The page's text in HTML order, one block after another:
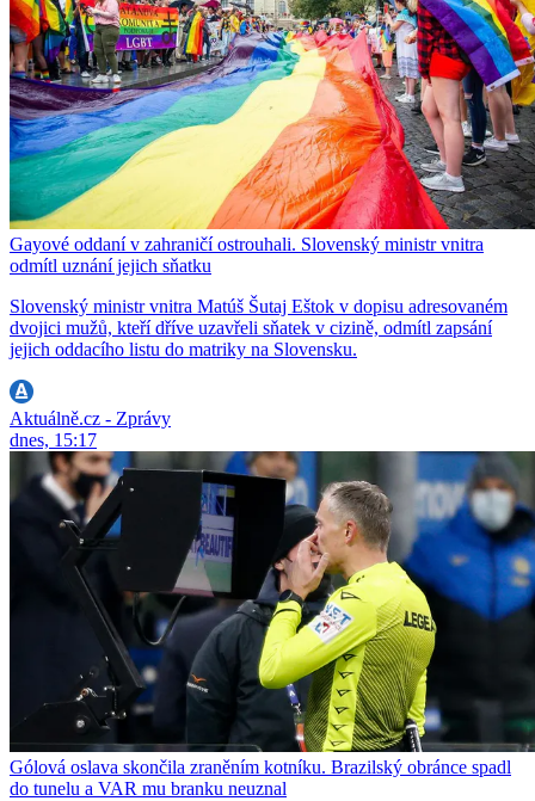
Gayové oddaní v zahraničí ostrouhali. Slovenský ministr vnitra
odmítl uznání jejich sňatku
Slovenský ministr vnitra Matúš Šutaj Eštok v dopisu adresovaném
dvojici mužů, kteří dříve uzavřeli sňatek v cizině, odmítl zapsání
jejich oddacího listu do matriky na Slovensku.
Aktuálně.cz - Zprávy
dnes, 15:17
Gólová oslava skončila zraněním kotníku. Brazilský obránce spadl
do tunelu a VAR mu branku neuznal